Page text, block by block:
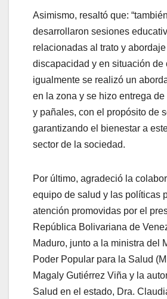
Asimismo, resaltó que:
desarrollaron sesiones
relacionadas al trato y
discapacidad y en situación de
igualmente se realizó un
en la zona y se hizo entrega
y pañales, con el propósito de
garantizando el bienestar a
sector de la sociedad.
Por último, agradeció la
equipo de salud y las políticas
atención promovidas por el
República Bolivariana de
Maduro, junto a la ministra del
Poder Popular para la Salud
Magaly Gutiérrez Viña y la
Salud en el estado, Dra.